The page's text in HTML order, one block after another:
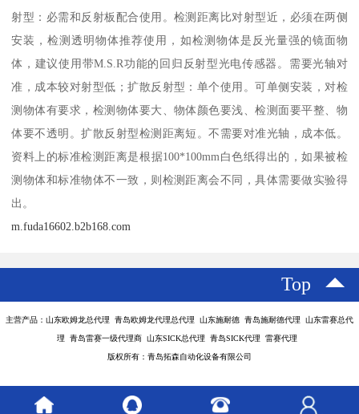
射型：必需和反射板配合使用。检测距离比对射型近，必须在两侧
安装，检测透明物体推荐使用，如检测物体是反光量强的镜面物
体，建议使用带M.S.R功能的回归反射型光电传感器。需要光轴对
准，成本较对射型低；扩散反射型：单个使用。可单侧安装，对检
测物体有要求，检测物体要大、物体颜色要浅、检测面要平整、物
体要不透明。扩散反射型检测距离短。不需要对准光轴，成本低。
资料上的标准检测距离是根据100*100mm白色纸得出的，如果被检
测物体和标准物体不一致，则检测距离会不同，具体需要做实验得
出。
m.fuda16602.b2b168.com
Top
主营产品：山东欧姆龙总代理 青岛欧姆龙代理总代理 山东施耐德 青岛施耐德代理 山东雷赛总代
理 青岛雷赛一级代理商 山东SICK总代理 青岛SICK代理 雷赛代理
版权所有：青岛拓森自动化设备有限公司